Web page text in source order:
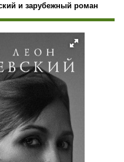
и зарубежный роман